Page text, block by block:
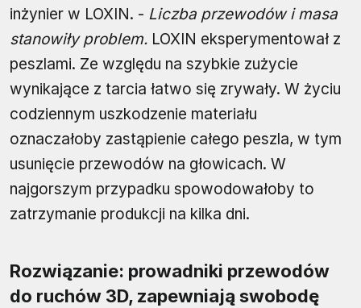
inżynier w LOXIN. - Liczba przewodów i masa
stanowiły problem. LOXIN eksperymentował z
peszlami. Ze względu na szybkie zużycie
wynikające z tarcia łatwo się zrywały. W życiu
codziennym uszkodzenie materiału
oznaczałoby zastąpienie całego peszla, w tym
usunięcie przewodów na głowicach. W
najgorszym przypadku spowodowałoby to
zatrzymanie produkcji na kilka dni.
Rozwiązanie: prowadniki przewodów
do ruchów 3D, zapewniają swobodę